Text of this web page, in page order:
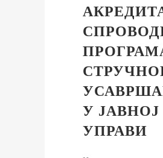
У ЈАВНОЈ
УПРАВИ